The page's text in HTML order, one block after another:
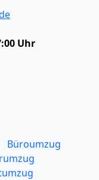
Uhr
Büroumzug